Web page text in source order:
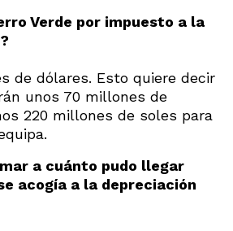
Verde por impuesto a la
de dólares. Esto quiere decir
unos 70 millones de
220 millones de soles para
a cuánto pudo llegar
acogía a la depreciación